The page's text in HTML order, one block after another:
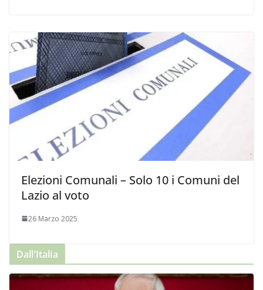
Elezioni Comunali – Solo 10 i Comuni del
Lazio al voto
26 Marzo 2025
Dall’Italia